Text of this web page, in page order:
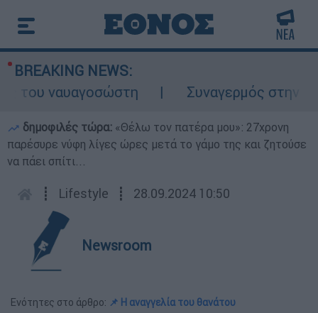
BREAKING NEWS:
ναυαγοσώστη
Συναγερμός στην
δημοφιλές τώρα: «Θέλω τον πατέρα μου»: 27χρονη
παρέσυρε νύφη λίγες ώρες μετά το γάμο της και ζητούσε
να πάει σπίτι...
┋ Lifestyle ┋ 28.09.2024 10:50
Newsroom
Ενότητες στο άρθρο: 📌 Η αναγγελία του θανάτου